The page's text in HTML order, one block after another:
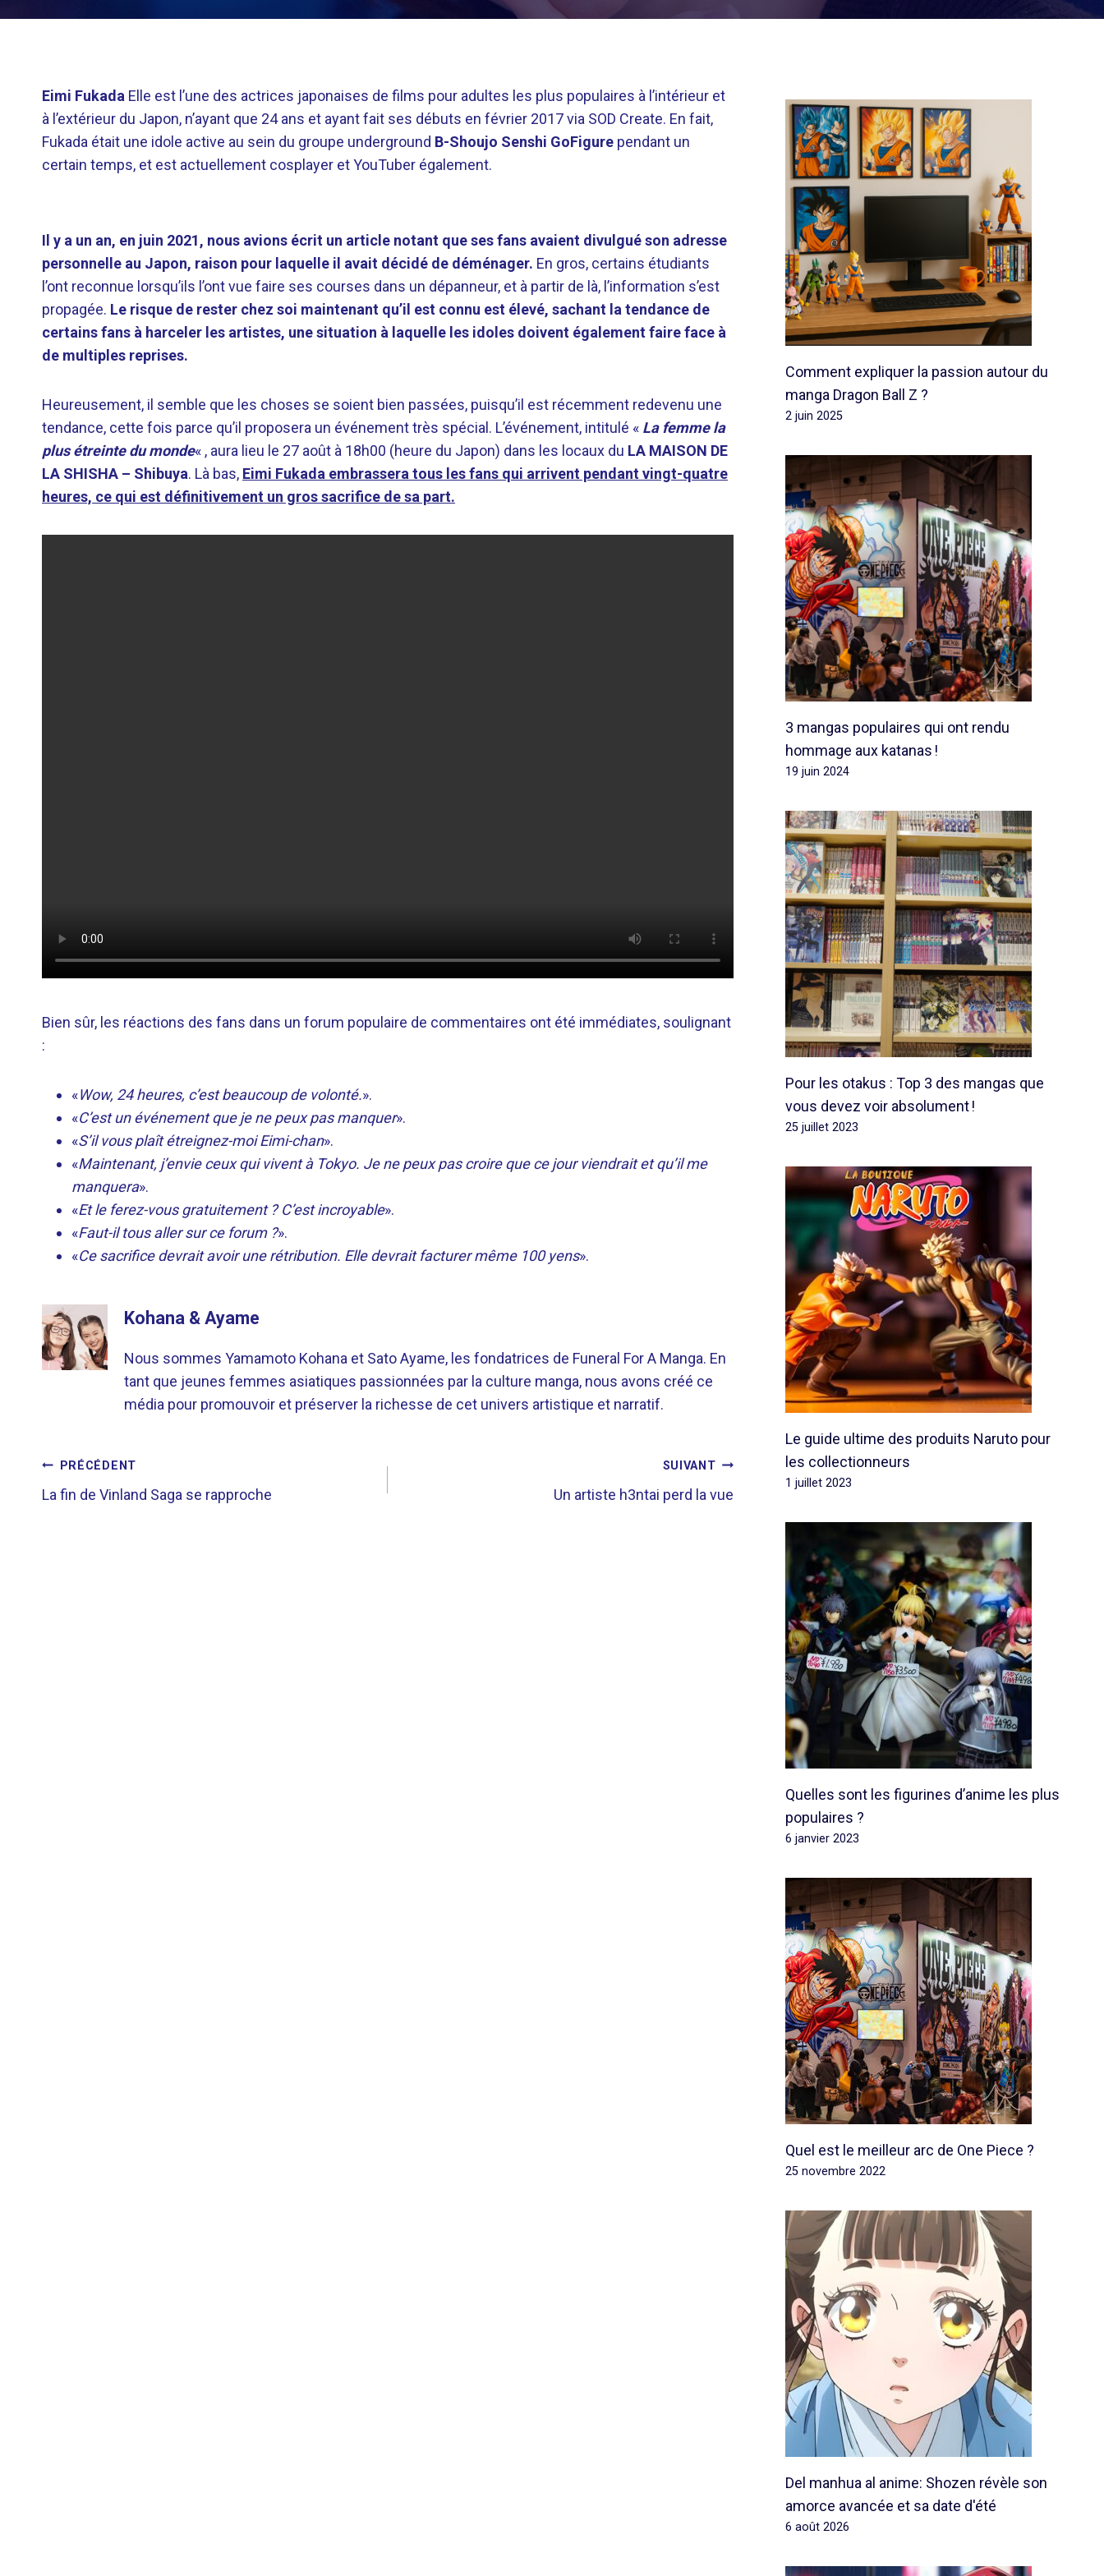
Eimi Fukada Elle est l’une des actrices japonaises de films pour adultes les plus populaires à l’intérieur et
à l’extérieur du Japon, n’ayant que 24 ans et ayant fait ses débuts en février 2017 via SOD Create. En fait,
Fukada était une idole active au sein du groupe underground B-Shoujo Senshi GoFigure pendant un
certain temps, et est actuellement cosplayer et YouTuber également.
Il y a un an, en juin 2021, nous avions écrit un article notant que ses fans avaient divulgué son adresse
personnelle au Japon, raison pour laquelle il avait décidé de déménager. En gros, certains étudiants
l’ont reconnue lorsqu’ils l’ont vue faire ses courses dans un dépanneur, et à partir de là, l’information s’est
propagée. Le risque de rester chez soi maintenant qu’il est connu est élevé, sachant la tendance de
certains fans à harceler les artistes, une situation à laquelle les idoles doivent également faire face à
de multiples reprises.
Heureusement, il semble que les choses se soient bien passées, puisqu’il est récemment redevenu une
tendance, cette fois parce qu’il proposera un événement très spécial. L’événement, intitulé « La femme la
plus étreinte du monde« , aura lieu le 27 août à 18h00 (heure du Japon) dans les locaux du LA MAISON DE
LA SHISHA – Shibuya. Là bas, Eimi Fukada embrassera tous les fans qui arrivent pendant vingt-quatre
heures, ce qui est définitivement un gros sacrifice de sa part.
Bien sûr, les réactions des fans dans un forum populaire de commentaires ont été immédiates, soulignant
:
«Wow, 24 heures, c’est beaucoup de volonté.».
«C’est un événement que je ne peux pas manquer».
«S’il vous plaît étreignez-moi Eimi-chan».
«Maintenant, j’envie ceux qui vivent à Tokyo. Je ne peux pas croire que ce jour viendrait et qu’il me
manquera».
«Et le ferez-vous gratuitement ? C’est incroyable».
«Faut-il tous aller sur ce forum ?».
«Ce sacrifice devrait avoir une rétribution. Elle devrait facturer même 100 yens».
Kohana & Ayame
Nous sommes Yamamoto Kohana et Sato Ayame, les fondatrices de Funeral For A Manga. En
tant que jeunes femmes asiatiques passionnées par la culture manga, nous avons créé ce
média pour promouvoir et préserver la richesse de cet univers artistique et narratif.
NAVIGATION
DE
PRÉCÉDENT
La fin de Vinland Saga se rapproche
SUIVANT
Un artiste h3ntai perd la vue
Comment expliquer la passion autour du
manga Dragon Ball Z ?
2 juin 2025
3 mangas populaires qui ont rendu
hommage aux katanas !
19 juin 2024
Pour les otakus : Top 3 des mangas que
vous devez voir absolument !
25 juillet 2023
Le guide ultime des produits Naruto pour
les collectionneurs
1 juillet 2023
Quelles sont les figurines d’anime les plus
populaires ?
6 janvier 2023
Quel est le meilleur arc de One Piece ?
25 novembre 2022
Del manhua al anime: Shozen révèle son
amorce avancée et sa date d'été
6 août 2026